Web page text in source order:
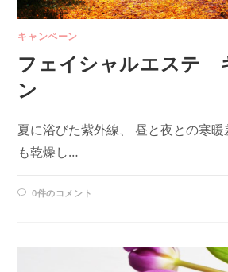
キャンペーン
フェイシャルエステ
ン
夏に浴びた紫外線、 昼と夜との寒
も乾燥し…
0件のコメント